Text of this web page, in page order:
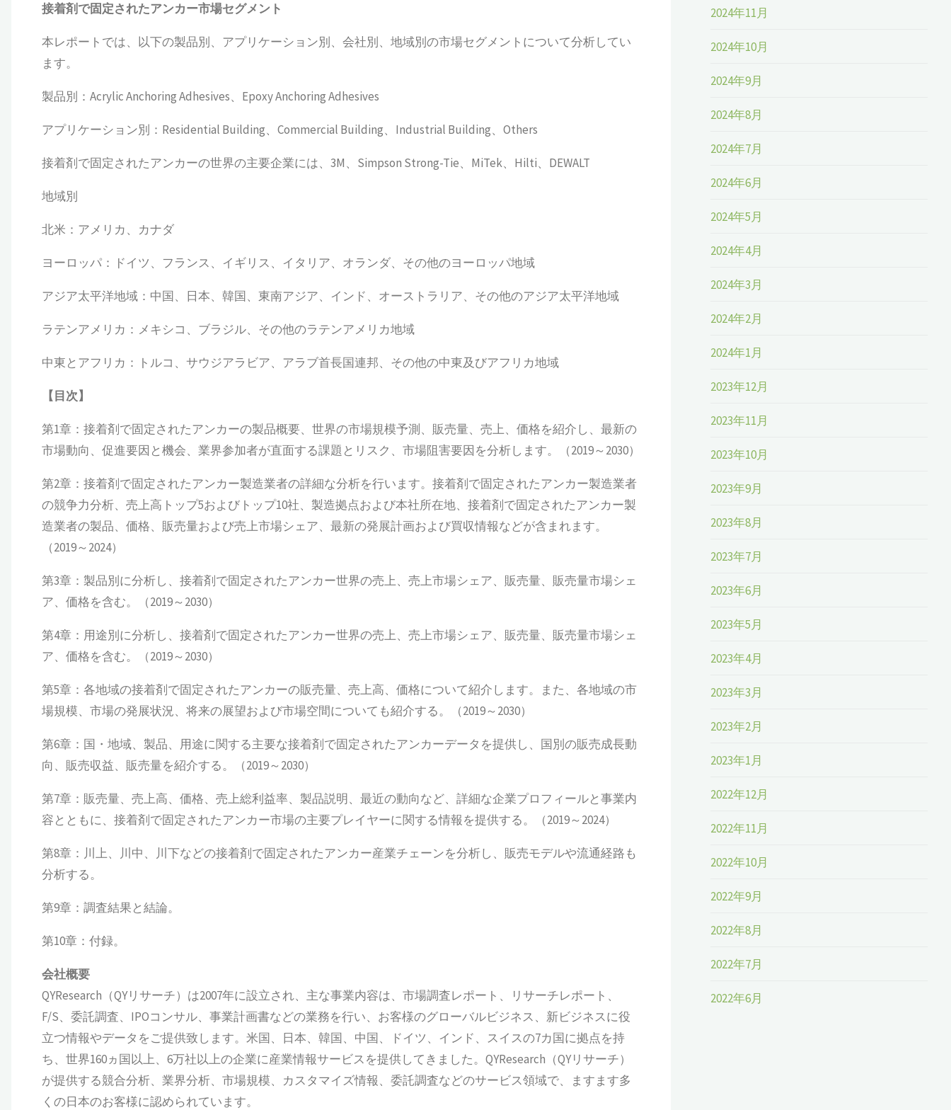
接着剤で固定されたアンカー市場セグメント
本レポートでは、以下の製品別、アプリケーション別、会社別、地域別の市場セグメントについて分析してい
ます。
製品別：Acrylic Anchoring Adhesives、Epoxy Anchoring Adhesives
アプリケーション別：Residential Building、Commercial Building、Industrial Building、Others
接着剤で固定されたアンカーの世界の主要企業には、3M、Simpson Strong-Tie、MiTek、Hilti、DEWALT
地域別
北米：アメリカ、カナダ
ヨーロッパ：ドイツ、フランス、イギリス、イタリア、オランダ、その他のヨーロッパ地域
アジア太平洋地域：中国、日本、韓国、東南アジア、インド、オーストラリア、その他のアジア太平洋地域
ラテンアメリカ：メキシコ、ブラジル、その他のラテンアメリカ地域
中東とアフリカ：トルコ、サウジアラビア、アラブ首長国連邦、その他の中東及びアフリカ地域
【目次】
第1章：接着剤で固定されたアンカーの製品概要、世界の市場規模予測、販売量、売上、価格を紹介し、最新の
市場動向、促進要因と機会、業界参加者が直面する課題とリスク、市場阻害要因を分析します。（2019～2030）
第2章：接着剤で固定されたアンカー製造業者の詳細な分析を行います。接着剤で固定されたアンカー製造業者
の競争力分析、売上高トップ5およびトップ10社、製造拠点および本社所在地、接着剤で固定されたアンカー製
造業者の製品、価格、販売量および売上市場シェア、最新の発展計画および買収情報などが含まれます。
（2019～2024）
第3章：製品別に分析し、接着剤で固定されたアンカー世界の売上、売上市場シェア、販売量、販売量市場シェ
ア、価格を含む。（2019～2030）
第4章：用途別に分析し、接着剤で固定されたアンカー世界の売上、売上市場シェア、販売量、販売量市場シェ
ア、価格を含む。（2019～2030）
第5章：各地域の接着剤で固定されたアンカーの販売量、売上高、価格について紹介します。また、各地域の市
場規模、市場の発展状況、将来の展望および市場空間についても紹介する。（2019～2030）
第6章：国・地域、製品、用途に関する主要な接着剤で固定されたアンカーデータを提供し、国別の販売成長動
向、販売収益、販売量を紹介する。（2019～2030）
第7章：販売量、売上高、価格、売上総利益率、製品説明、最近の動向など、詳細な企業プロフィールと事業内
容とともに、接着剤で固定されたアンカー市場の主要プレイヤーに関する情報を提供する。（2019～2024）
第8章：川上、川中、川下などの接着剤で固定されたアンカー産業チェーンを分析し、販売モデルや流通経路も
分析する。
第9章：調査結果と結論。
第10章：付録。
会社概要
QYResearch（QYリサーチ）は2007年に設立され、主な事業内容は、市場調査レポート、リサーチレポート、
F/S、委託調査、IPOコンサル、事業計画書などの業務を行い、お客様のグローバルビジネス、新ビジネスに役
立つ情報やデータをご提供致します。米国、日本、韓国、中国、ドイツ、インド、スイスの7カ国に拠点を持
ち、世界160ヵ国以上、6万社以上の企業に産業情報サービスを提供してきました。QYResearch（QYリサーチ）
が提供する競合分析、業界分析、市場規模、カスタマイズ情報、委託調査などのサービス領域で、ますます多
くの日本のお客様に認められています。
2024年11月
2024年10月
2024年9月
2024年8月
2024年7月
2024年6月
2024年5月
2024年4月
2024年3月
2024年2月
2024年1月
2023年12月
2023年11月
2023年10月
2023年9月
2023年8月
2023年7月
2023年6月
2023年5月
2023年4月
2023年3月
2023年2月
2023年1月
2022年12月
2022年11月
2022年10月
2022年9月
2022年8月
2022年7月
2022年6月